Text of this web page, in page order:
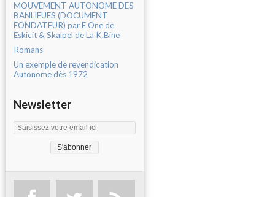
MOUVEMENT AUTONOME DES
BANLIEUES (DOCUMENT
FONDATEUR) par E.One de
Eskicit & Skalpel de La K.Bine
Romans
Un exemple de revendication
Autonome dès 1972
Newsletter